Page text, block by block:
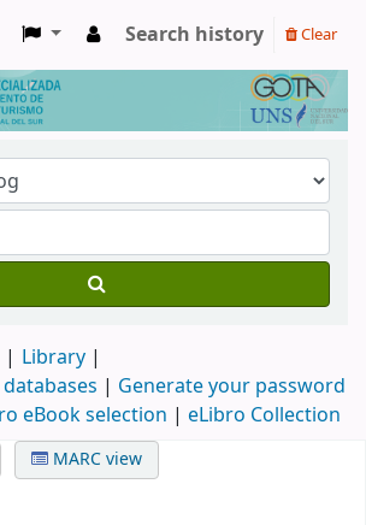
Geografía y Turismo
Search history Clear
Library
| Generate your password
eBook selection | eLibro Collection
MARC view